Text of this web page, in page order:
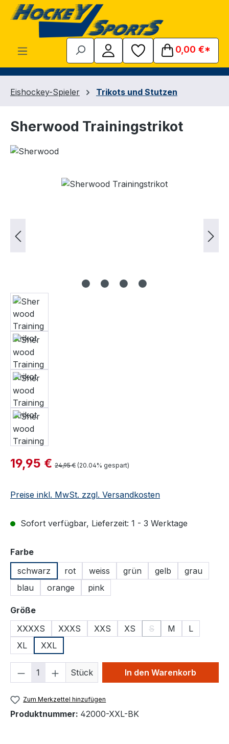
Zum Hauptinhalt springen
0,00 €*
Eishockey-Spieler Trikots und Stutzen
Sherwood Trainingstrikot
Bildergalerie überspringen
Verkaufspreis:
19,95 € Regulärer Preis:
24,95 € (20.04% gespart)
Preise inkl. MwSt. zzgl. Versandkosten
Sofort verfügbar, Lieferzeit: 1 - 3 Werktage
Farbeauswählen
schwarz
rot weiss grün gelb
grau
blau
orange pink
Größeauswählen
XXXXS
XXXS XXS XS S
(Diese Option ist
M
L
XL
XXL
Produkt Anzahl: Gib den
Stück In den Warenkorb
Zum Merkzettel hinzufügen
Produktnummer: 42000-XXL-BK